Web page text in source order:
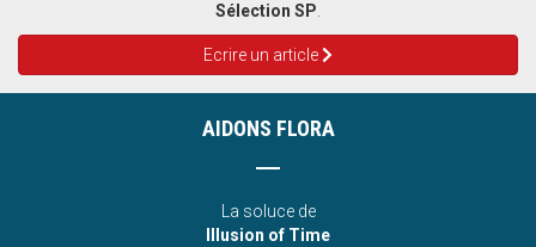
Sélection SP.
Ecrire un article
AIDONS FLORA
La soluce de
Illusion of Time